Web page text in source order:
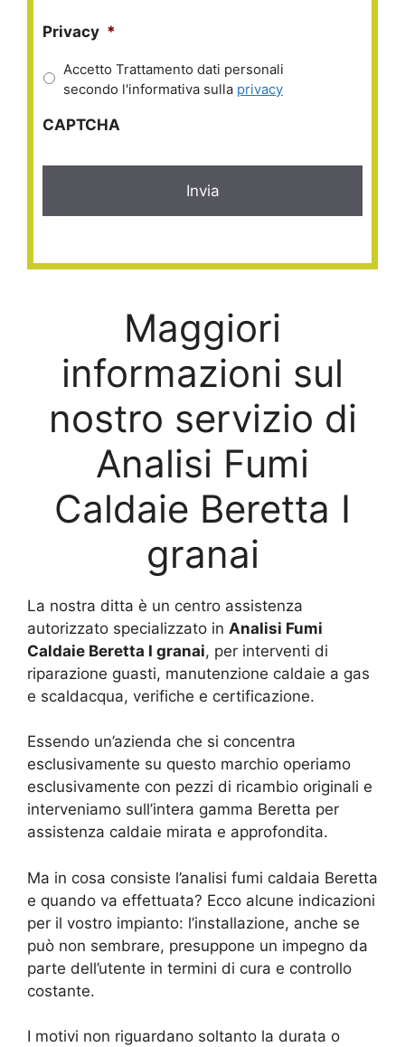
Privacy *
Accetto Trattamento dati personali
secondo l'informativa sulla privacy
CAPTCHA
Maggiori
informazioni sul
nostro servizio di
Analisi Fumi
Caldaie Beretta I
granai
La nostra ditta è un centro assistenza
autorizzato specializzato in Analisi Fumi
Caldaie Beretta I granai, per interventi di
riparazione guasti, manutenzione caldaie a gas
e scaldacqua, verifiche e certificazione.
Essendo un’azienda che si concentra
esclusivamente su questo marchio operiamo
esclusivamente con pezzi di ricambio originali e
interveniamo sull’intera gamma Beretta per
assistenza caldaie mirata e approfondita.
Ma in cosa consiste l’analisi fumi caldaia Beretta
e quando va effettuata? Ecco alcune indicazioni
per il vostro impianto: l’installazione, anche se
può non sembrare, presuppone un impegno da
parte dell’utente in termini di cura e controllo
costante.
I motivi non riguardano soltanto la durata o